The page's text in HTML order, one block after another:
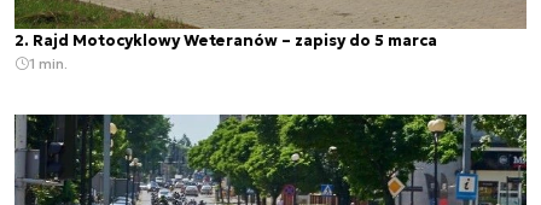
2. Rajd Motocyklowy Weteranów – zapisy do 5 marca
1 min.